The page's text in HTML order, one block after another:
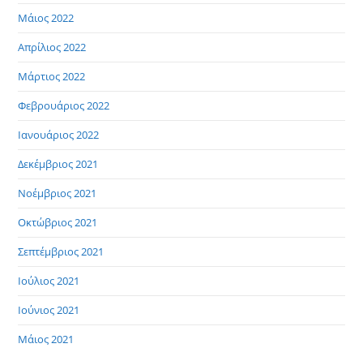
Μάιος 2022
Απρίλιος 2022
Μάρτιος 2022
Φεβρουάριος 2022
Ιανουάριος 2022
Δεκέμβριος 2021
Νοέμβριος 2021
Οκτώβριος 2021
Σεπτέμβριος 2021
Ιούλιος 2021
Ιούνιος 2021
Μάιος 2021